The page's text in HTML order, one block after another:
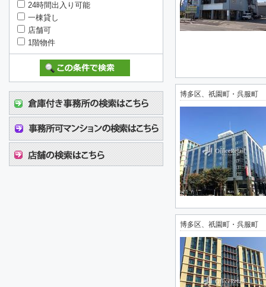
博多区、祇園町・呉服町
博多区、祇園町・呉服町
24時間出入り可能
一棟貸し
店舗可
1階物件